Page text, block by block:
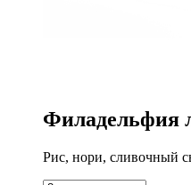
Филадельфия
Рис, нори, сливочный